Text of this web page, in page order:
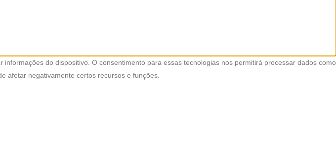
do dispositivo. O consentimento para essas tecnologias nos permitirá processar dados como
afetar negativamente certos recursos e funções.